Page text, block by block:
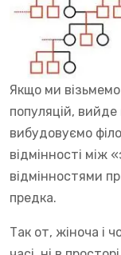
Якщо ми
популяцій, вийде
вибудовуємо
відмінності між
відмінностями
предка.
Так от, жіноча і